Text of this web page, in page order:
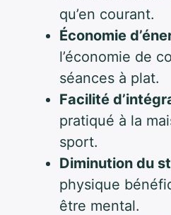
qu’en courant.
Économie
l’économie de
séances à plat.
Facilité
pratiqué à la
sport.
Diminution du
physique
être mental.